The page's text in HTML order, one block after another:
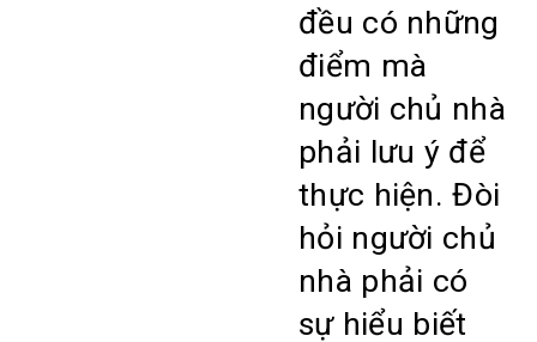
đều có những
điểm mà
người chủ nhà
phải lưu ý để
thực hiện. Đòi
hỏi người chủ
nhà phải có
sự hiểu biết